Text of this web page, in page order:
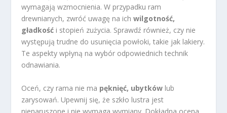
wymagają wzmocnienia. W przypadku ram
drewnianych, zwróć uwagę na ichwilgotność,
gładkość i stopień zużycia. Sprawdź również, czy nie
występują trudne do usunięcia powłoki, takie jak lakiery.
Te aspekty wpłyną na wybór odpowiednich technik
odnawiania.
Oceń, czy rama nie ma pęknięć, ubytków lub
zarysowań. Upewnij się, że szkło lustra jest
nienaruszone i nie wymaga wymiany. Dokładna ocena